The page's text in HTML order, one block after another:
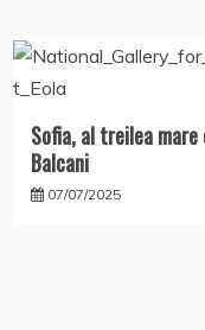
Sofia, al treilea mare
Balcani
07/07/2025